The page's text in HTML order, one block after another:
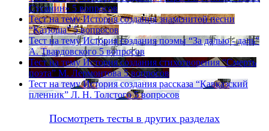
Сусанин» 5 вопросов
Тест на тему История создания знаменитой песни
“Катюша” 5 вопросов
Тест на тему История создания поэмы “За далью - даль”
А. Твардовского 5 вопросов
Тест на тему История создания стихотворения “Смерть
поэта” М. Лермонтова 5 вопросов
Тест на тему История создания рассказа “Кавказский
пленник” Л. Н. Толстого 5 вопросов
Посмотреть тесты в других разделах